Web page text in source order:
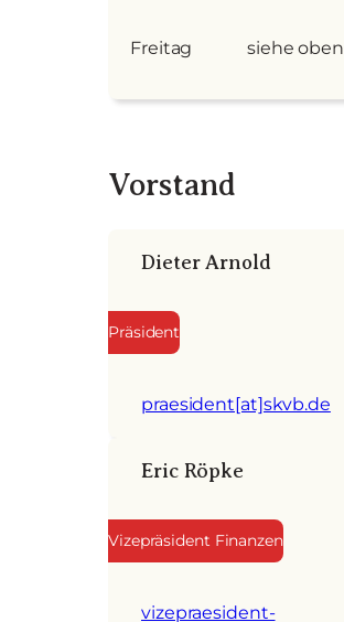
Freitag siehe oben
Vorstand
Dieter Arnold
Präsident
praesident[at]skvb.de
Eric Röpke
Vizepräsident Finanzen
vizepraesident-